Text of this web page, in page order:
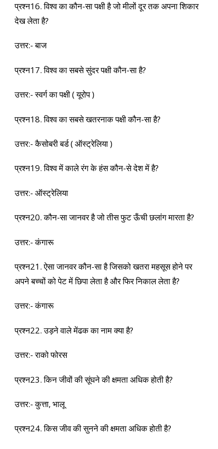
प्रश्न16. विश्व का कौन-सा पक्षी है जो मीलों दूर तक अपना शिकार
देख लेता है?
उत्तर:- बाज
प्रश्न17. विश्व का सबसे सुंदर पक्षी कौन-सा है?
उत्तर:- स्वर्ग का पक्षी ( यूरोप )
प्रश्न18. विश्व का सबसे खतरनाक पक्षी कौन-सा है?
उत्तर:- कैसोबरी बर्ड ( ऑस्ट्रेलिया )
प्रश्न19. विश्व में काले रंग के हंस कौन-से देश में है?
उत्तर:- ऑस्ट्रेलिया
प्रश्न20. कौन-सा जानवर है जो तीस फुट ऊँची छलांग मारता है?
उत्तर:- कंगारू
प्रश्न21. ऐसा जानवर कौन-सा है जिसको खतरा महसूस होने पर
अपने बच्चों को पेट में छिपा लेता है और फिर निकाल लेता है?
उत्तर:- कंगारू
प्रश्न22. उड़ने वाले मेंढक का नाम क्या है?
उत्तर:- राको फोरस
प्रश्न23. किन जीवों की सूंघने की क्षमता अधिक होती है?
उत्तर:- कुत्ता, भालू
प्रश्न24. किस जीव की सुनने की क्षमता अधिक होती है?